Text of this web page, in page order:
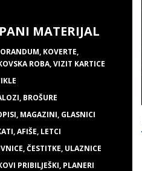
MATERIJAL
KOVERTE,
ROBA, VIZIT KARTICE
BROŠURE
MAGAZINI, GLASNICI
AFIŠE, LETCI
ČESTITKE, ULAZNICE
PRIBILJEŠKI, PLANERI